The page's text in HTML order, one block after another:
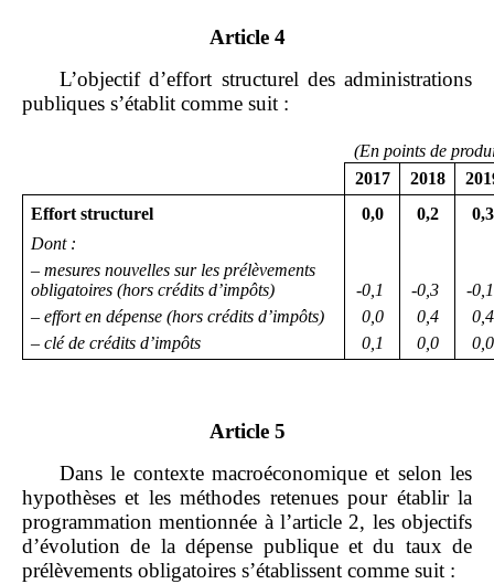
Article 4
L’objectif d’effort structurel des administrations
publiques s’établit comme suit :
(En points de
2017
2018
Effort structurel
0,0 0,2
0,3
Dont :
– mesures nouvelles sur les prélèvements
obligatoires (hors crédits d’impôts) ‑0,1 ‑0,3 ‑0,1
– effort en dépense (hors crédits d’impôts) 0,0 0,4
0,4
– clé de crédits d’impôts 0,1 0,0 0,0
Article 5
Dans le contexte macroéconomique et selon les
hypothèses et les méthodes retenues pour établir la
programmation mentionnée à l’article 2, les objectifs
d’évolution de la dépense publique et du taux de
prélèvements obligatoires s’établissent comme suit :